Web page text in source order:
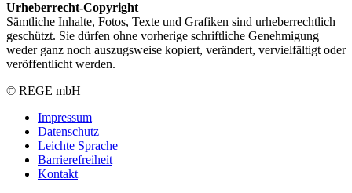
Urheberrecht-Copyright
Sämtliche Inhalte, Fotos, Texte und Grafiken sind urheberrechtlich
geschützt. Sie dürfen ohne vorherige schriftliche Genehmigung
weder ganz noch auszugsweise kopiert, verändert, vervielfältigt oder
veröffentlicht werden.
© REGE mbH
Impressum
Datenschutz
Leichte Sprache
Barrierefreiheit
Kontakt